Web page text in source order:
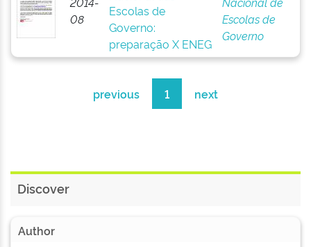
08
Escolas de
Governo:
preparação X ENEG
Escolas de
Governo
previous 1 next
Discover
Author